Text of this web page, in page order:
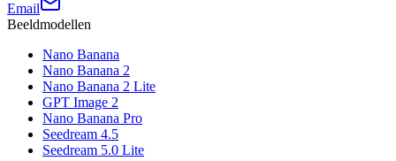
Email
Beeldmodellen
Nano Banana
Nano Banana 2
Nano Banana 2 Lite
GPT Image 2
Nano Banana Pro
Seedream 4.5
Seedream 5.0 Lite